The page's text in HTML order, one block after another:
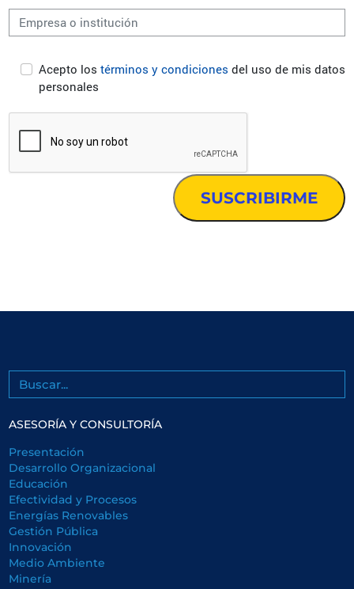
Acepto los términos y condiciones del uso de mis datos
personales
Buscar
ASESORÍA Y CONSULTORÍA
Presentación
Desarrollo Organizacional
Educación
Efectividad y Procesos
Energías Renovables
Gestión Pública
Innovación
Medio Ambiente
Minería